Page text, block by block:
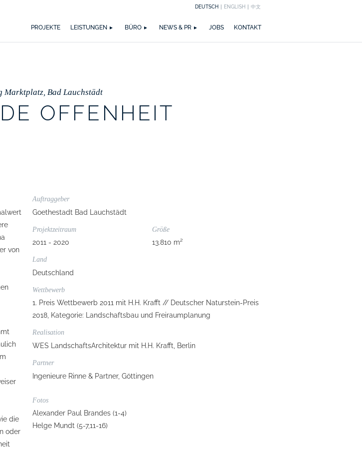
DEUTSCH ENGLISH 中文
PROJEKTE LEISTUNGEN
BÜRO
NEWS & PR
JOBS
KONTAKT
Marktplatz, Bad Lauchstädt
OFFENHEIT
von
die
oder
Auftraggeber
Goethestadt Bad Lauchstädt
Projektzeitraum
2011 - 2020
Größe
13.810 m²
Land
Deutschland
Wettbewerb
1. Preis Wettbewerb 2011 mit H.H. Krafft // Deutscher Naturstein-Preis
2018, Kategorie: Landschaftsbau und Freiraumplanung
Realisation
WES LandschaftsArchitektur mit H.H. Krafft, Berlin
Partner
Ingenieure Rinne & Partner, Göttingen
Fotos
Alexander Paul Brandes (1-4)
Helge Mundt (5-7,11-16)